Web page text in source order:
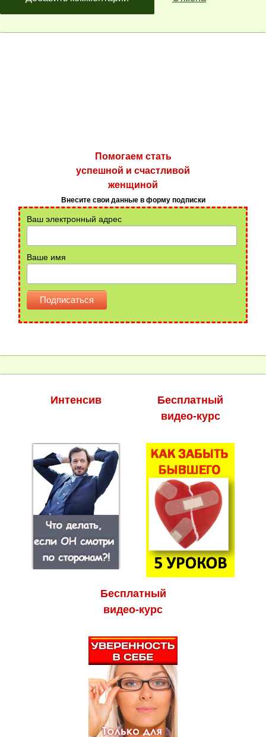
Помогаем стать
успешной и счастливой
женщиной
Внесите свои данные в форму подписки
Ваш электронный адрес
Ваше имя
Интенсив
Бесплатный
видео-курс
Бесплатный
видео-курс